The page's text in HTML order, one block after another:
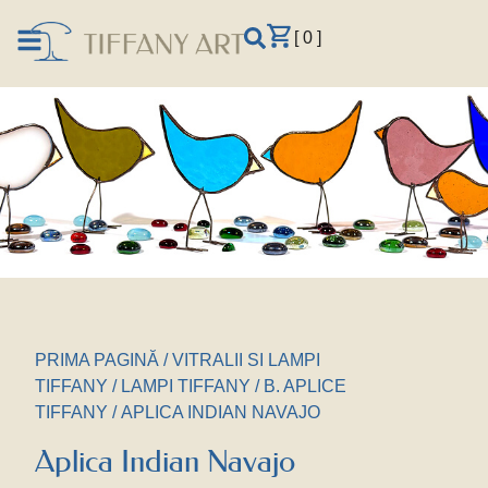
[ 0 ]
PRIMA PAGINĂ /VITRALII SI LAMPI
TIFFANY / LAMPI TIFFANY / B. APLICE
TIFFANY / APLICA INDIAN NAVAJO
Aplica Indian Navajo